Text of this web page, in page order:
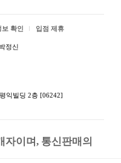
보 확인 입점 제휴
정신
익빌딩 2층 [06242]
자이며, 통신판매의